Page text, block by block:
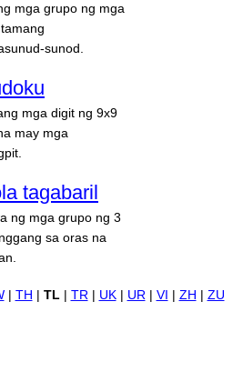
mga grupo ng mga
sunod.
mga digit ng 9x9
may mga
tagabaril
ng mga grupo ng 3
sa oras na
| TH TL| TR| UK| UR| VI ZH ZU